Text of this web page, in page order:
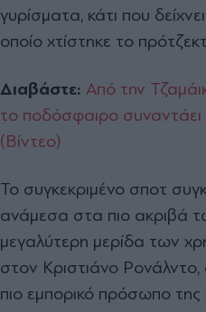
γυρίσματα, κάτι που
οποίο χτίστηκε το
Διαβάστε: Από την
το ποδόσφαιρο συναντάει
(Βίντεο)
Το συγκεκριμένο σποτ
ανάμεσα στα πιο ακριβά
μεγαλύτερη μερίδα των
στον Κριστιάνο Ρονάλντο,
πιο εμπορικό πρόσωπο της